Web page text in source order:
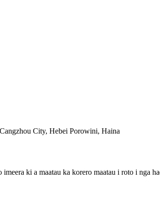
City, Hebei Porowini, Haina
ki a maatau ka korero maatau i roto i nga